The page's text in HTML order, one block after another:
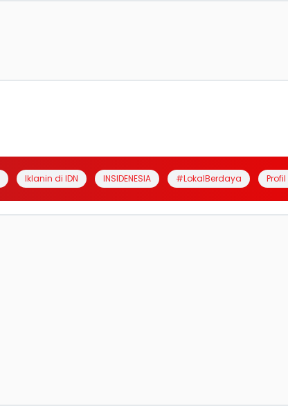
Iklanin di IDN INSIDENESIA #LokalBerdaya